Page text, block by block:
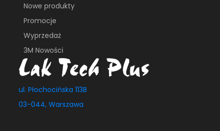
Nowe produkty
Promocje
Wyprzedaż
3M Nowości
ul. Płochocińska 113B
03-044, Warszawa